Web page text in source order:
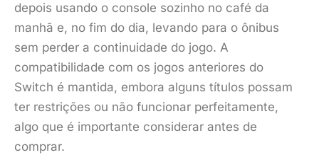
depois usando o console sozinho no café da
manhã e, no fim do dia, levando para o ônibus
sem perder a continuidade do jogo. A
compatibilidade com os jogos anteriores do
Switch é mantida, embora alguns títulos possam
ter restrições ou não funcionar perfeitamente,
algo que é importante considerar antes de
comprar.